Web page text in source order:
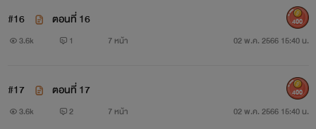
#16 ตอนที่ 16
3.6k 1 7 หน้า 02 พ.ค. 2566 15:40 น.
400
#17 ตอนที่ 17
3.6k 2 7 หน้า 02 พ.ค. 2566 15:40 น.
400